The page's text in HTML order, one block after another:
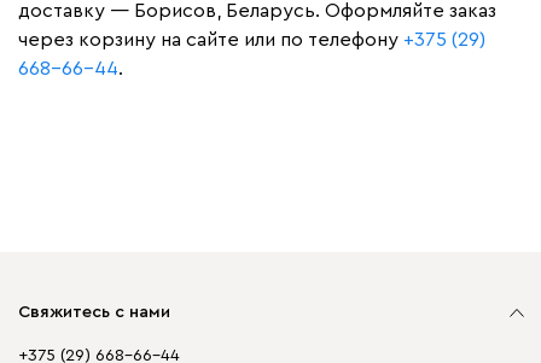
доставку — Борисов, Беларусь. Оформляйте заказ
через корзину на сайте или по телефону +375 (29)
668-66-44.
Свяжитесь с нами
+375 (29) 668-66-44